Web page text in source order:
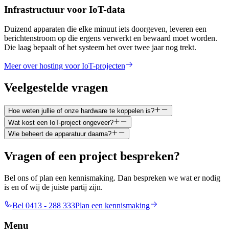
Infrastructuur voor IoT-data
Duizend apparaten die elke minuut iets doorgeven, leveren een
berichtenstroom op die ergens verwerkt en bewaard moet worden.
Die laag bepaalt of het systeem het over twee jaar nog trekt.
Meer over hosting voor IoT-projecten
Veelgestelde vragen
Hoe weten jullie of onze hardware te koppelen is?
Wat kost een IoT-project ongeveer?
Wie beheert de apparatuur daarna?
Vragen of een project bespreken?
Bel ons of plan een kennismaking. Dan bespreken we wat er nodig
is en of wij de juiste partij zijn.
Bel 0413 - 288 333Plan een kennismaking
Menu